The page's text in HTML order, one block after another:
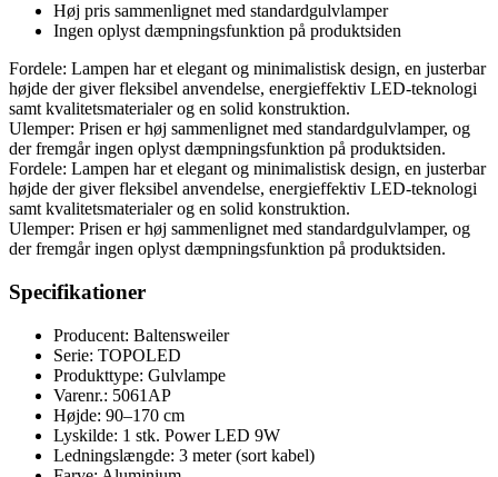
Høj pris sammenlignet med standardgulvlamper
Ingen oplyst dæmpningsfunktion på produktsiden
Fordele: Lampen har et elegant og minimalistisk design, en justerbar
højde der giver fleksibel anvendelse, energieffektiv LED-teknologi
samt kvalitetsmaterialer og en solid konstruktion.
Ulemper: Prisen er høj sammenlignet med standardgulvlamper, og
der fremgår ingen oplyst dæmpningsfunktion på produktsiden.
Fordele: Lampen har et elegant og minimalistisk design, en justerbar
højde der giver fleksibel anvendelse, energieffektiv LED-teknologi
samt kvalitetsmaterialer og en solid konstruktion.
Ulemper: Prisen er høj sammenlignet med standardgulvlamper, og
der fremgår ingen oplyst dæmpningsfunktion på produktsiden.
Specifikationer
Producent: Baltensweiler
Serie: TOPOLED
Produkttype: Gulvlampe
Varenr.: 5061AP
Højde: 90–170 cm
Lyskilde: 1 stk. Power LED 9W
Ledningslængde: 3 meter (sort kabel)